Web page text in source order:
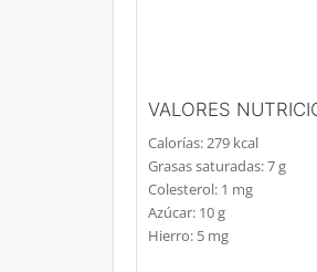
VALORES
Calorías:279 kcal
Grasas saturadas:7g
Colesterol: 1 mg
Azúcar: 10g
Hierro: 5 mg